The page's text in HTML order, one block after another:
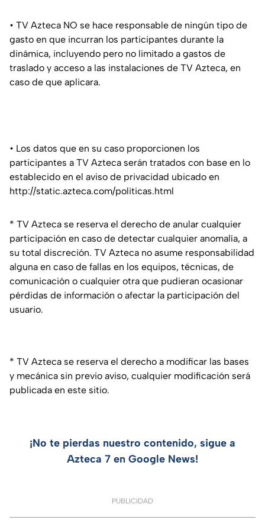
• TV Azteca NO se hace responsable de ningún tipo de
gasto en que incurran los participantes durante la
dinámica, incluyendo pero no limitado a gastos de
traslado y acceso a las instalaciones de TV Azteca, en
caso de que aplicara.
• Los datos que en su caso proporcionen los
participantes a TV Azteca serán tratados con base en lo
establecido en el aviso de privacidad ubicado en
http://static.azteca.com/politicas.html
* TV Azteca se reserva el derecho de anular cualquier
participación en caso de detectar cualquier anomalía, a
su total discreción. TV Azteca no asume responsabilidad
alguna en caso de fallas en los equipos, técnicas, de
comunicación o cualquier otra que pudieran ocasionar
pérdidas de información o afectar la participación del
usuario.
* TV Azteca se reserva el derecho a modificar las bases
y mecánica sin previo aviso, cualquier modificación será
publicada en este sitio.
¡No te pierdas nuestro contenido, sigue a
Azteca 7 en Google News!
PUBLICIDAD